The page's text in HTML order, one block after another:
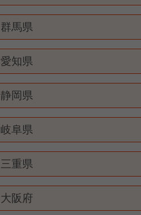
群馬県
愛知県
静岡県
岐阜県
三重県
大阪府